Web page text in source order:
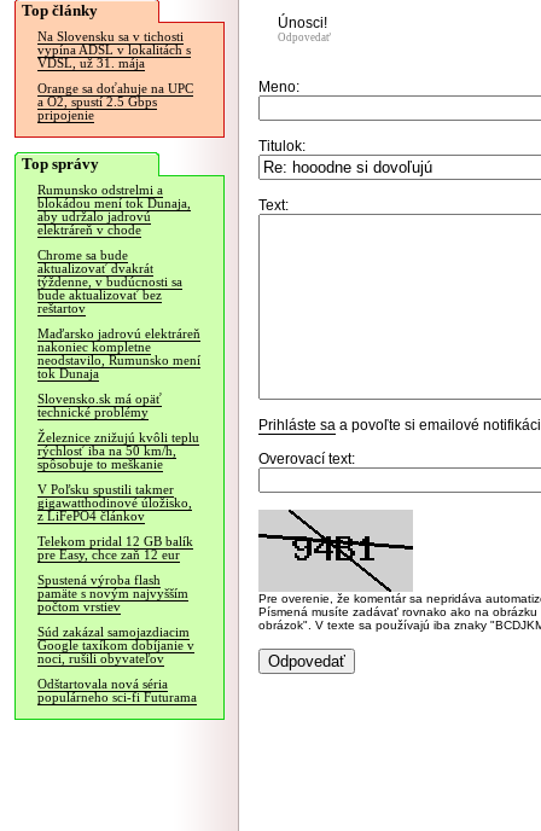
Top články
Na Slovensku sa v tichosti
vypína ADSL v lokalitách s
VDSL, už 31. mája
Orange sa doťahuje na UPC
a O2, spustí 2.5 Gbps
pripojenie
Top správy
Rumunsko odstrelmi a
blokádou mení tok Dunaja,
aby udržalo jadrovú
elektráreň v chode
Chrome sa bude
aktualizovať dvakrát
týždenne, v budúcnosti sa
bude aktualizovať bez
reštartov
Maďarsko jadrovú elektráreň
nakoniec kompletne
neodstavilo, Rumunsko mení
tok Dunaja
Slovensko.sk má opäť
technické problémy
Železnice znižujú kvôli teplu
rýchlosť iba na 50 km/h,
spôsobuje to meškanie
V Poľsku spustili takmer
gigawatthodinové úložisko,
z LiFePO4 článkov
Telekom pridal 12 GB balík
pre Easy, chce zaň 12 eur
Spustená výroba flash
pamäte s novým najvyšším
počtom vrstiev
Súd zakázal samojazdiacim
Google taxíkom dobíjanie v
noci, rušili obyvateľov
Odštartovala nová séria
populárneho sci-fi Futurama
Únosci!
Odpovedať
Meno:
Titulok:
Text:
Prihláste sa a povoľte si emailové
Overovací text:
Pre overenie, že komentár sa nepridáva
Písmená musíte zadávať rovnako ako na
obrázok". V texte sa používajú iba znaky